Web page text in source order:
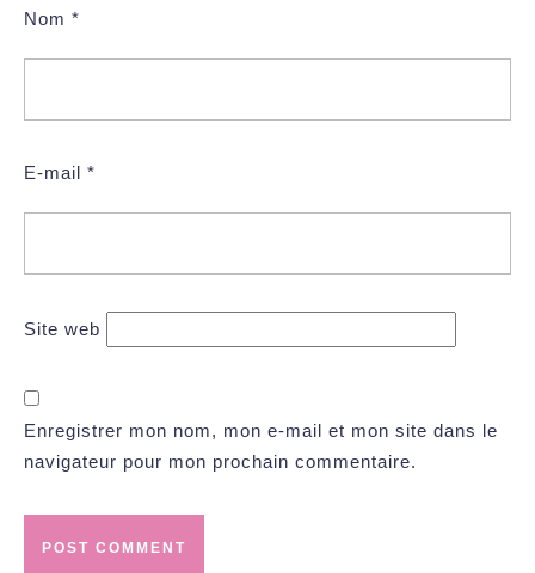
Nom *
E-mail *
Site web
Enregistrer mon nom, mon e-mail et mon site dans le
navigateur pour mon prochain commentaire.